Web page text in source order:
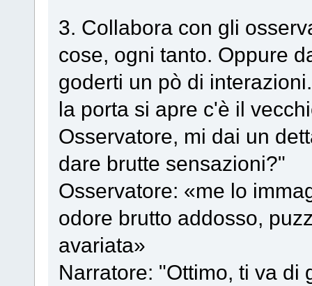
3. Collabora con gli
cose, ogni tanto. Oppure
goderti un pò di
la porta si apre c'è il
Osservatore, mi dai un
dare brutte sensazioni?"
Osservatore: «me lo
odore brutto addosso,
avariata»
Narratore: "Ottimo, ti va di